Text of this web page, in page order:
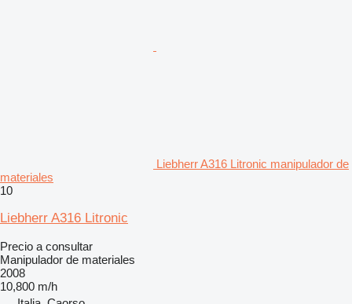
Liebherr A316 Litronic manipulador de
materiales
10
Liebherr A316 Litronic
Precio a consultar
Manipulador de materiales
2008
10,800 m/h